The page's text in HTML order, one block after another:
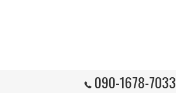
090-1678-7033